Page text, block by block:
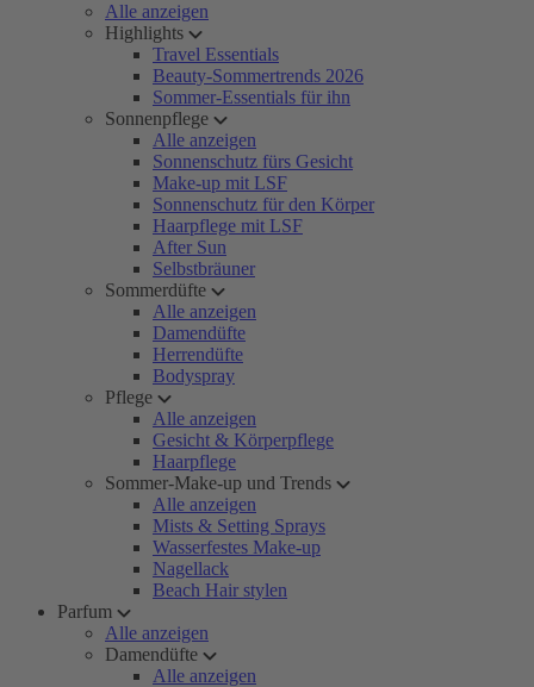
Alle anzeigen
Highlights
Travel Essentials
Beauty-Sommertrends 2026
Sommer-Essentials für ihn
Sonnenpflege
Alle anzeigen
Sonnenschutz fürs Gesicht
Make-up mit LSF
Sonnenschutz für den Körper
Haarpflege mit LSF
After Sun
Selbstbräuner
Sommerdüfte
Alle anzeigen
Damendüfte
Herrendüfte
Bodyspray
Pflege
Alle anzeigen
Gesicht & Körperpflege
Haarpflege
Sommer-Make-up und Trends
Alle anzeigen
Mists & Setting Sprays
Wasserfestes Make-up
Nagellack
Beach Hair stylen
Parfum
Alle anzeigen
Damendüfte
Alle anzeigen